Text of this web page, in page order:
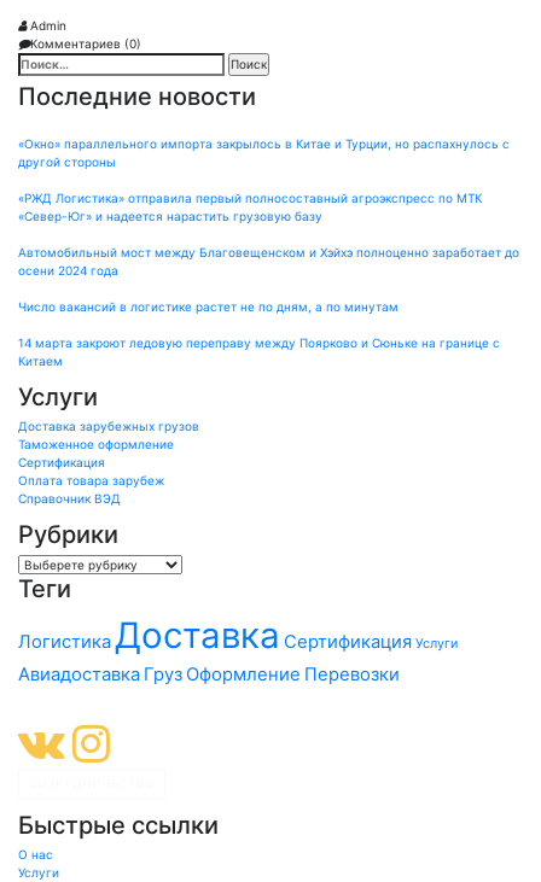
Admin
Комментариев (0)
Найти:
Последние новости
«Окно» параллельного импорта закрылось в Китае и Турции, но распахнулось с
другой стороны
«РЖД Логистика» отправила первый полносоставный агроэкспресс по МТК
«Север-Юг» и надеется нарастить грузовую базу
Автомобильный мост между Благовещенском и Хэйхэ полноценно заработает до
осени 2024 года
Число вакансий в логистике растет не по дням, а по минутам
14 марта закроют ледовую переправу между Поярково и Сюньке на границе с
Китаем
Услуги
Доставка зарубежных грузов
Таможенное оформление
Сертификация
Оплата товара зарубеж
Справочник ВЭД
Рубрики
Categories
Теги
ЛогистикаДоставка Сертификация Услуги
Авиадоставка Груз Оформление Перевозки
Быстрые ссылки
О нас
Услуги